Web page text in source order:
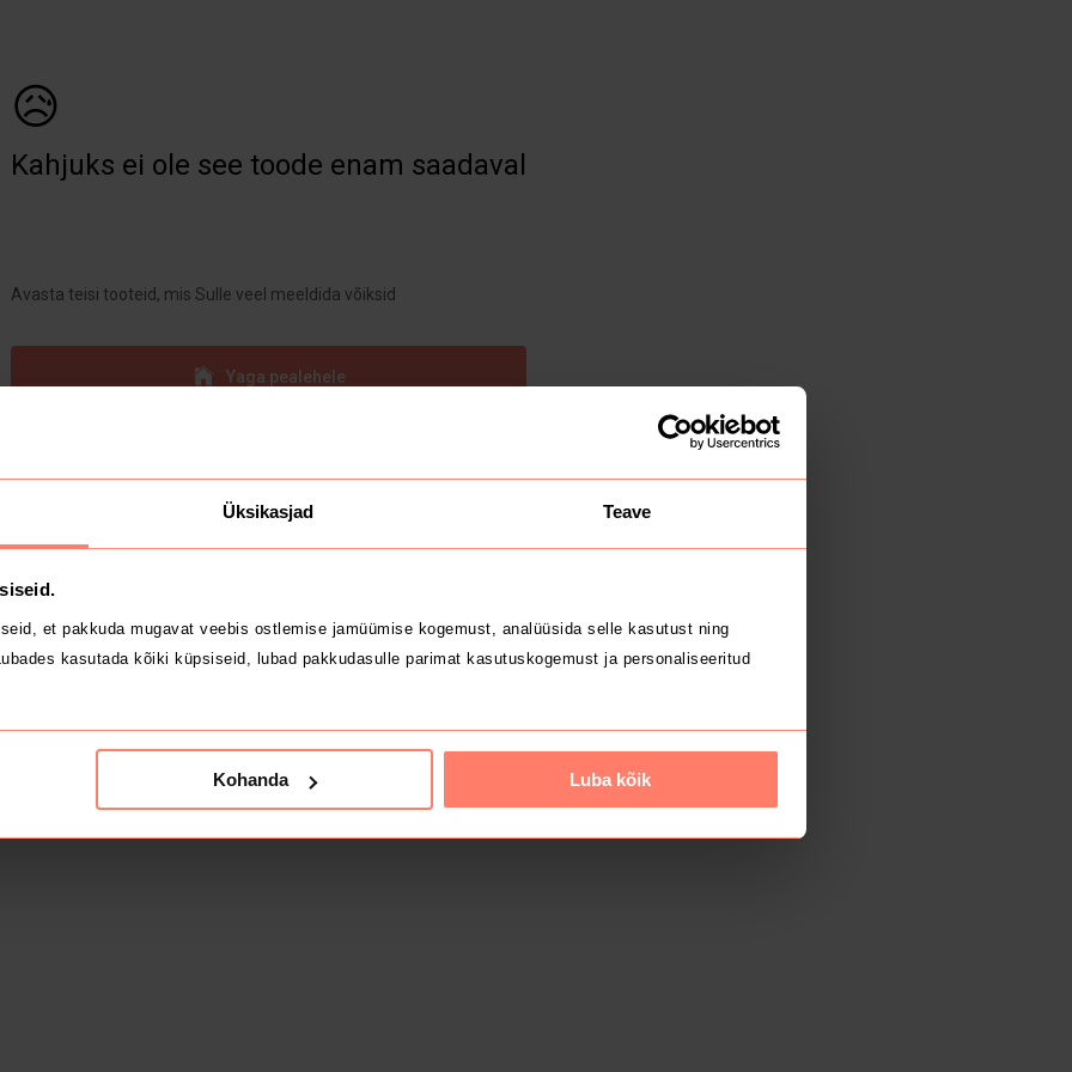
Üksikasjad Teave
et pakkuda mugavat veebis ostlemise jamüümise kogemust, analüüsida selle kasutust ning
kasutada kõiki küpsiseid, lubad pakkudasulle parimat kasutuskogemust ja personaliseeritud
Kohanda Luba kõik
😥
Kahjuks ei ole see toode enam saadaval
Avasta teisi tooteid, mis Sulle veel meeldida võiksid
Yaga pealehele